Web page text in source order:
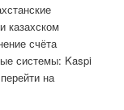
казахском
счёта
системы: Kaspi
на